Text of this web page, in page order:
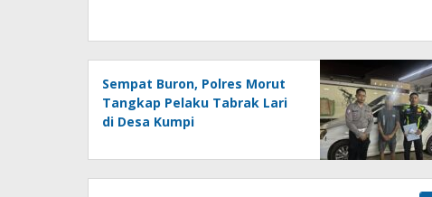
Sempat Buron, Polres Morut
Tangkap Pelaku Tabrak Lari
di Desa Kumpi